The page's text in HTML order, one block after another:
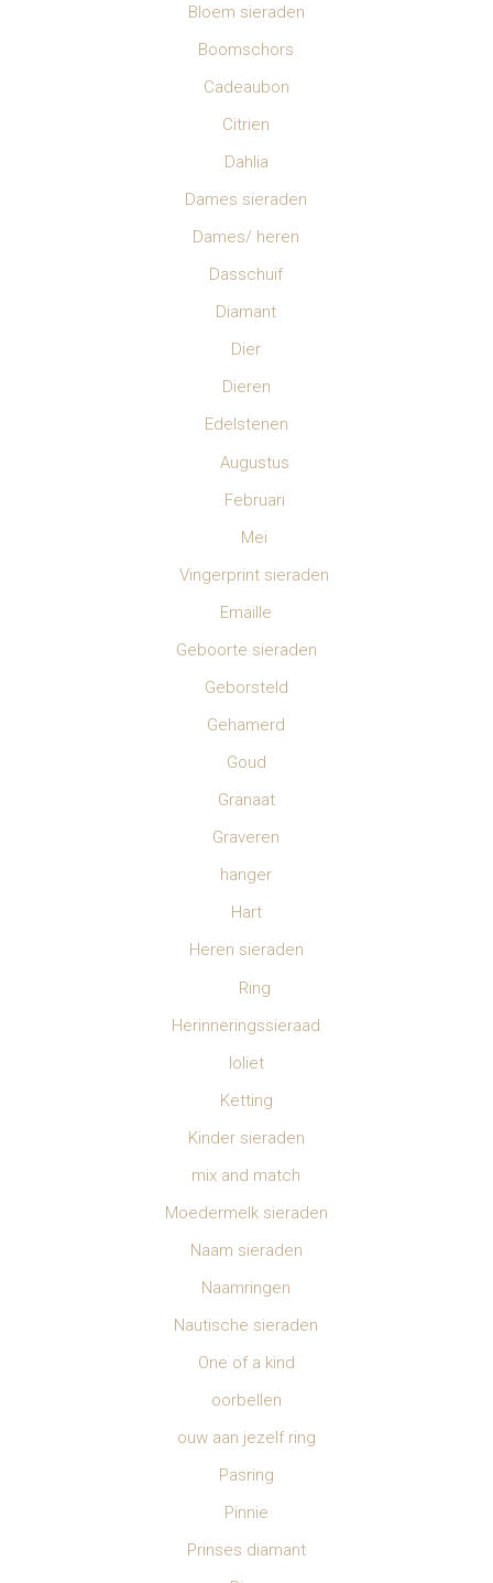
Bloem sieraden
Boomschors
Cadeaubon
Citrien
Dahlia
Dames sieraden
Dames/ heren
Dasschuif
Diamant
Dier
Dieren
Edelstenen
Augustus
Februari
Mei
Vingerprint sieraden
Emaille
Geboorte sieraden
Geborsteld
Gehamerd
Goud
Granaat
Graveren
hanger
Hart
Heren sieraden
Ring
Herinneringssieraad
Ioliet
Ketting
Kinder sieraden
mix and match
Moedermelk sieraden
Naam sieraden
Naamringen
Nautische sieraden
One of a kind
oorbellen
ouw aan jezelf ring
Pasring
Pinnie
Prinses diamant